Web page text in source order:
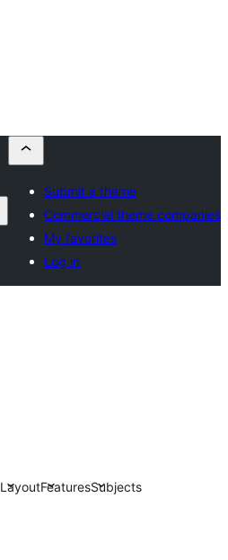
Submit a theme
Commercial theme companies
My favorites
Log in
LayoutFeaturesSubjects